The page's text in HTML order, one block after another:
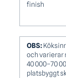
finish
OBS:
och varierar
40 000–70
platsbyggt